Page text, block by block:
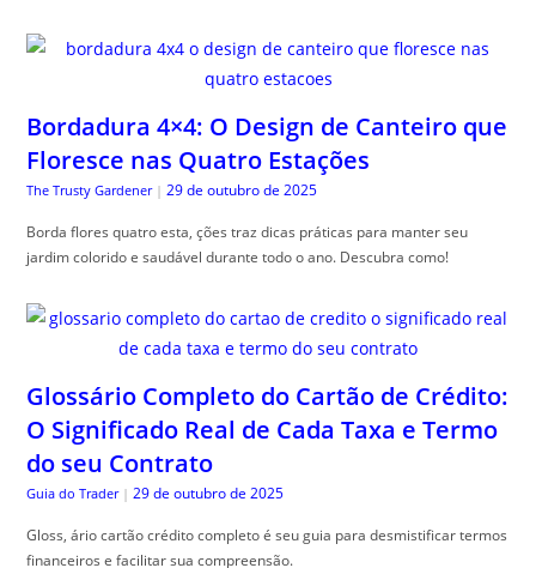
Bordadura 4×4: O Design de Canteiro que
Floresce nas Quatro Estações
The Trusty Gardener | 29 de outubro de 2025
Borda flores quatro esta, ções traz dicas práticas para manter seu
jardim colorido e saudável durante todo o ano. Descubra como!
Glossário Completo do Cartão de Crédito:
O Significado Real de Cada Taxa e Termo
do seu Contrato
Guia do Trader | 29 de outubro de 2025
Gloss, ário cartão crédito completo é seu guia para desmistificar termos
financeiros e facilitar sua compreensão.